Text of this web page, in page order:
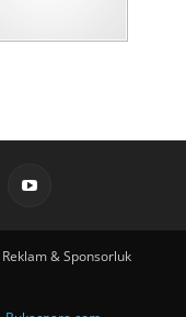
Reklam & Sponsorluk